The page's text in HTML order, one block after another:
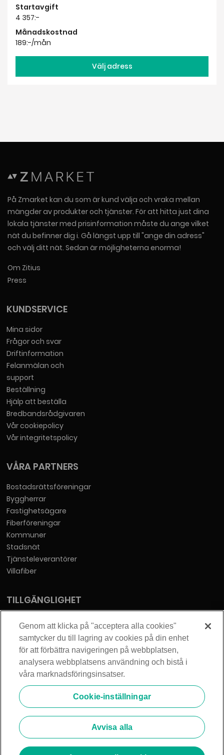
Startavgift
4 357:-
Månadskostnad
189:-/mån
Välj adress
På Zmarket kan du som är kund välja och vraka mellan
mängder av produkter och tjänster. För att hitta just dina
lokala tjänster med prisinformation måste du ange vilket
nät du befinner dig i. Gå längst upp till "ange din adress"
och välj ditt nät. Sedan är möjligheterna enorma!
Om Zitius
Press
KUNDSERVICE
Mina sidor
Frågor och svar
Driftinformation
Felanmälan och
support
Beställning
Hjälp att beställa
Bredbandsrådgivaren
Vår cookiepolicy
Vår integritetspolicy
VÅRA PARTNERS
Bostadsrättsföreningar
Byggherrar
Fastighetsägare
Fiberföreningar
Kommuner
Stadsnät
Tjänsteleverantörer
Villafiber
TILLGÄNGLIGHET
Tillgänglighetsredogörelse
KONTAKT
Telia Sverige AB
Orgnummer: 556430-0142
Säte: Stockholm
info@zmarket.se
Genom att klicka på "acceptera alla cookies"
samtycker du till lagring av cookies på din enhet
för att förbättra navigeringen på webbplatsen,
analysera webbplatsens användning och bistå i
våra marknadsföringsinsatser.
Cookie-inställningar
Avvisa alla